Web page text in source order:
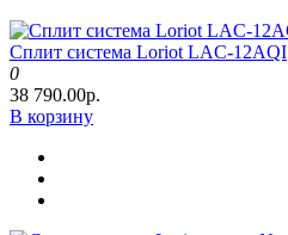
Сплит система Loriot LAC-12AQI
0
38 790.00р.
В корзину